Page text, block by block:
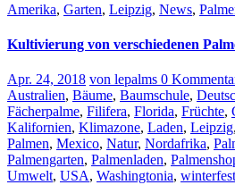
Amerika, Garten, Leipzig, News,
Kultivierung von verschiedenen
Apr. 24, 2018 von lepalms 0
Australien, Bäume, Baumschule,
Fächerpalme, Filifera, Florida, Früchte,
Kalifornien, Klimazone, Laden, Leipzig,
Palmen, Mexico, Natur, Nordafrika,
Palmengarten, Palmenladen,
Umwelt, USA, Washingtonia, winterfest